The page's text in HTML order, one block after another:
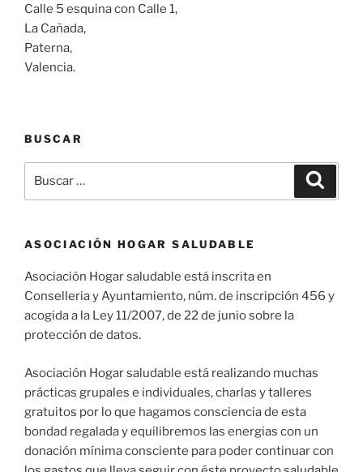
Calle 5 esquina con Calle 1,
La Cañada,
Paterna,
Valencia.
BUSCAR
por:
ASOCIACIÓN HOGAR SALUDABLE
Asociación Hogar saludable está inscrita en
Conselleria y Ayuntamiento, núm. de inscripción 456 y
acogida a la Ley 11/2007, de 22 de junio sobre la
protección de datos.
Asociación Hogar saludable está realizando muchas
prácticas grupales e individuales, charlas y talleres
gratuitos por lo que hagamos consciencia de esta
bondad regalada y equilibremos las energias con un
donación mínima consciente para poder continuar con